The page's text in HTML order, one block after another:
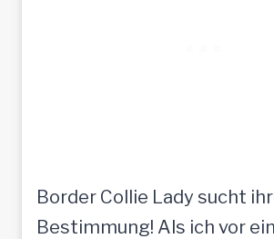
Border Collie Lady sucht
Bestimmung! Als ich vor